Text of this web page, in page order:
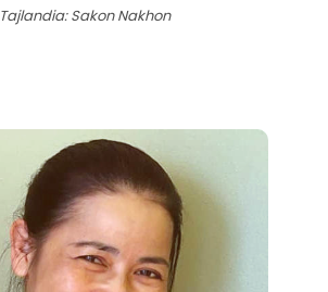
Tajlandia: Sakon Nakhon